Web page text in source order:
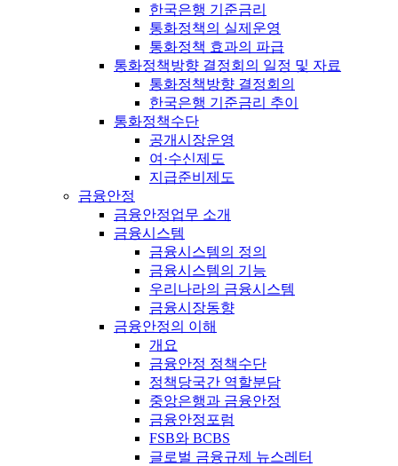
한국은행 기준금리
통화정책의 실제운영
통화정책 효과의 파급
통화정책방향 결정회의 일정 및 자료
통화정책방향 결정회의
한국은행 기준금리 추이
통화정책수단
공개시장운영
여·수신제도
지급준비제도
금융안정
금융안정업무 소개
금융시스템
금융시스템의 정의
금융시스템의 기능
우리나라의 금융시스템
금융시장동향
금융안정의 이해
개요
금융안정 정책수단
정책당국간 역할분담
중앙은행과 금융안정
금융안정포럼
FSB와 BCBS
글로벌 금융규제 뉴스레터